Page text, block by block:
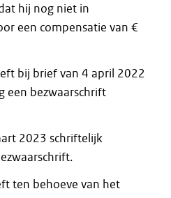
hij nog niet in
een compensatie van €
bij brief van 4 april 2022
een bezwaarschrift
2023 schriftelijk
ten behoeve van het